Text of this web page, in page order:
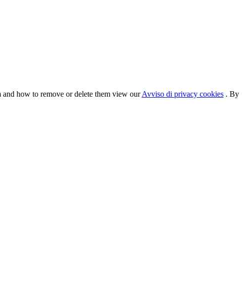
how to remove or delete them view ourAvviso di privacy cookies . By